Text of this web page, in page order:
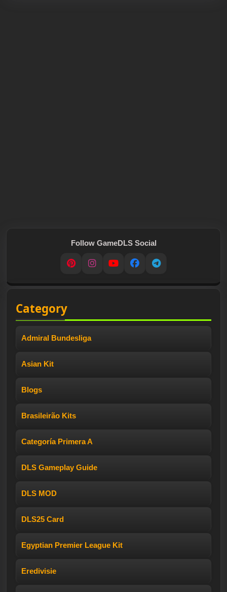
Follow GameDLS Social
PinterestInstagram
YouTubeFacebookTelegram
Category
Admiral Bundesliga
Asian Kit
Blogs
Brasileirão Kits
Categoría Primera A
DLS Gameplay Guide
DLS MOD
DLS25 Card
Egyptian Premier League Kit
Eredivisie